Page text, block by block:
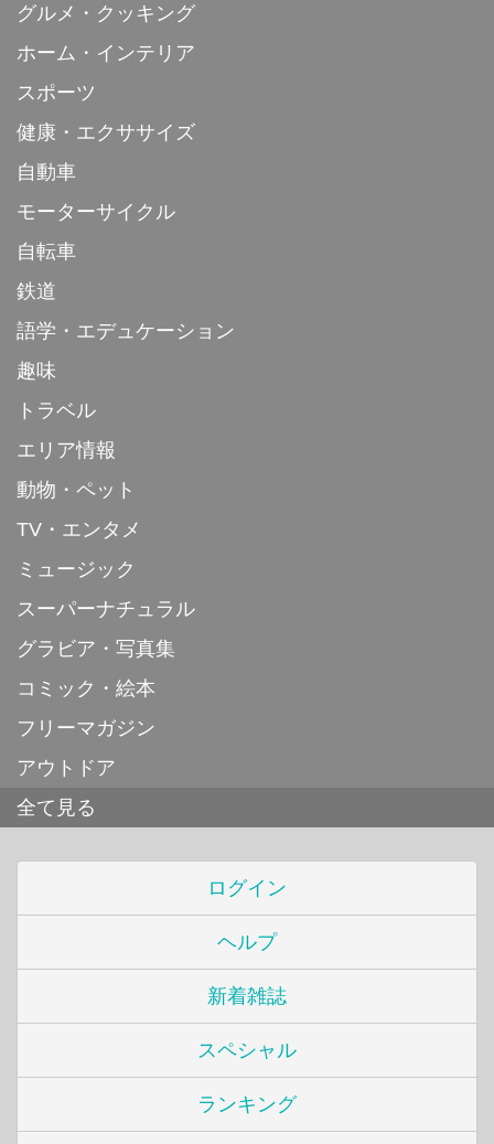
グルメ・クッキング
ホーム・インテリア
スポーツ
健康・エクササイズ
自動車
モーターサイクル
自転車
鉄道
語学・エデュケーション
趣味
トラベル
エリア情報
動物・ペット
TV・エンタメ
ミュージック
スーパーナチュラル
グラビア・写真集
コミック・絵本
フリーマガジン
アウトドア
全て見る
ログイン
ヘルプ
新着雑誌
スペシャル
ランキング